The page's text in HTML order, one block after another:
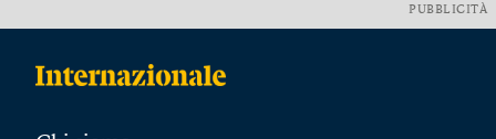
PUBBLICITÀ